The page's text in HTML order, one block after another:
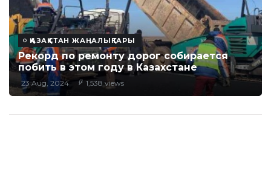
ҚАЗАҚСТАН ЖАҢАЛЫҚТАРЫ
Рекорд по ремонту дорог собирается
побить в этом году в Казахстане
23 Aug, 2024 1,538 views